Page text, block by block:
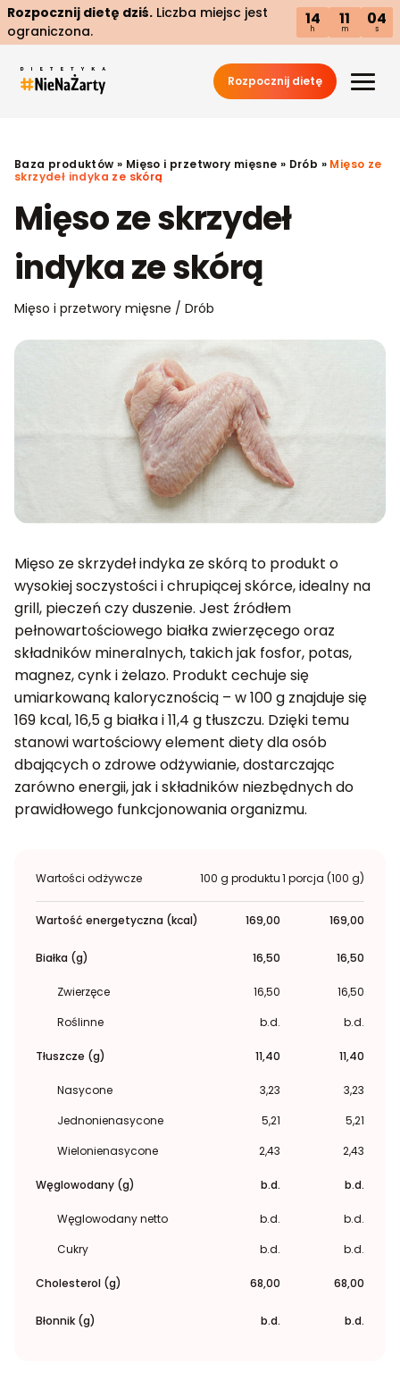
Rozpocznij dietę dziś. Liczba miejsc jest
ograniczona.
14
h
11
m
03
s
Rozpocznij dietę
Baza produktów » Mięso i przetwory mięsne » Drób » Mięso ze
skrzydeł indyka ze skórą
Mięso ze skrzydeł
indyka ze skórą
Mięso i przetwory mięsne / Drób
Mięso ze skrzydeł indyka ze skórą to produkt o
wysokiej soczystości i chrupiącej skórce, idealny na
grill, pieczeń czy duszenie. Jest źródłem
pełnowartościowego białka zwierzęcego oraz
składników mineralnych, takich jak fosfor, potas,
magnez, cynk i żelazo. Produkt cechuje się
umiarkowaną kalorycznością – w 100 g znajduje się
169 kcal, 16,5 g białka i 11,4 g tłuszczu. Dzięki temu
stanowi wartościowy element diety dla osób
dbających o zdrowe odżywianie, dostarczając
zarówno energii, jak i składników niezbędnych do
prawidłowego funkcjonowania organizmu.
Wartości odżywcze 100 g produktu1 porcja (100 g)
Wartość energetyczna (kcal) 169,00 169,00
Białka (g) 16,50 16,50
Zwierzęce 16,50
16,50
Roślinne
b.d. b.d.
Tłuszcze (g) 11,40 11,40
Nasycone 3,23
3,23
Jednonienasycone
5,21
5,21
Wielonienasycone
2,43 2,43
Węglowodany (g) b.d. b.d.
Węglowodany netto b.d.
b.d.
Cukry
b.d. b.d.
Cholesterol (g) 68,00 68,00
Błonnik (g) b.d. b.d.